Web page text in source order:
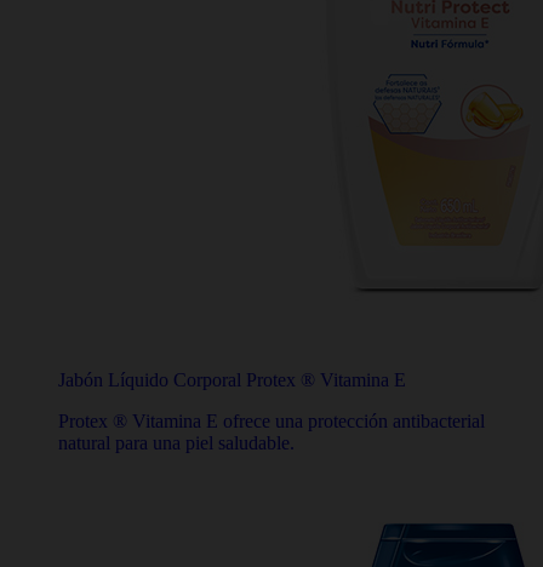
Jabón Líquido Corporal Protex ® Vitamina E
Protex ® Vitamina E ofrece una protección antibacterial
natural para una piel saludable.